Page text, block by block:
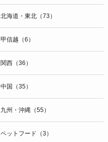
北海道・東北（73）
甲信越（6）
関西（36）
中国（35）
九州・沖縄（55）
ペットフード（3）